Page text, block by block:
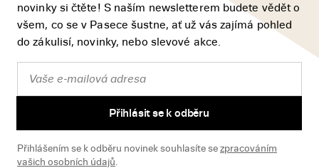
novinky si čtěte! S naším newsletterem budete vědět o
všem, co se v Pasece šustne, ať už vás zajímá pohled
do zákulisí, novinky, nebo slevové akce.
Přihlásit se k odběru
Přihlášením se k odběru novinek souhlasíte se zpracováním
vašich osobních údajů